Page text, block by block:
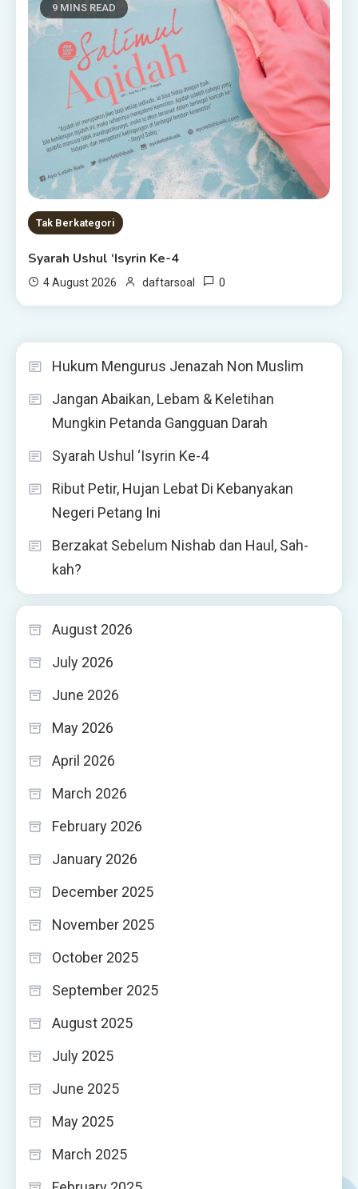
9 MINS READ
Tak Berkategori
Syarah Ushul ‘Isyrin Ke-4
4 August 2026 daftarsoal 0
Hukum Mengurus Jenazah Non Muslim
Jangan Abaikan, Lebam & Keletihan
Mungkin Petanda Gangguan Darah
Syarah Ushul ‘Isyrin Ke-4
Ribut Petir, Hujan Lebat Di Kebanyakan
Negeri Petang Ini
Berzakat Sebelum Nishab dan Haul, Sah-
kah?
August 2026
July 2026
June 2026
May 2026
April 2026
March 2026
February 2026
January 2026
December 2025
November 2025
October 2025
September 2025
August 2025
July 2025
June 2025
May 2025
March 2025